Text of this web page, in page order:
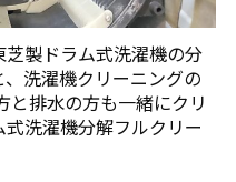
製ドラム式洗濯機の分
洗濯機クリーニングの
と排水の方も一緒にクリ
洗濯機分解フルクリー